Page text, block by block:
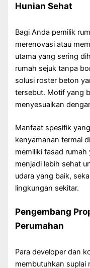
Hunian Sehat
Bagi Anda pemilik
merenovasi atau
utama yang sering
rumah sejuk tanpa
solusi roster beton
tersebut. Motif yang
menyesuaikan
Manfaat spesifik
kenyamanan termal
memiliki fasad
menjadi lebih sehat
udara yang baik,
lingkungan sekitar.
Pengembang
Perumahan
Para developer dan
membutuhkan suplai